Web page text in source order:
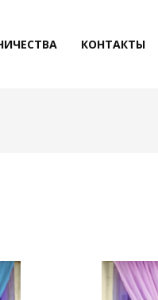
КОНТАКТЫ